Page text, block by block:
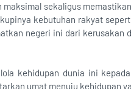
sekaligus
kebutuhan rakyat
negeri ini dari
kehidupan dunia ini
umat menuju kehidupan